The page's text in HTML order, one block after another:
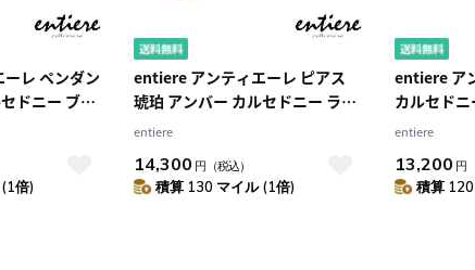
レ ペンダン
ドニー ブル
ウムメッキ
倍)
entiere アンティエーレ ピアス
琥珀 アンバー カルセドニー ラウ
ンド シルバー925 ロジウムメッ
entiere
14,300 円 （税込）
積算 130 マイル (1倍)
entiere ア
カルセド
925 ロジ
entiere
13,200 円
積算